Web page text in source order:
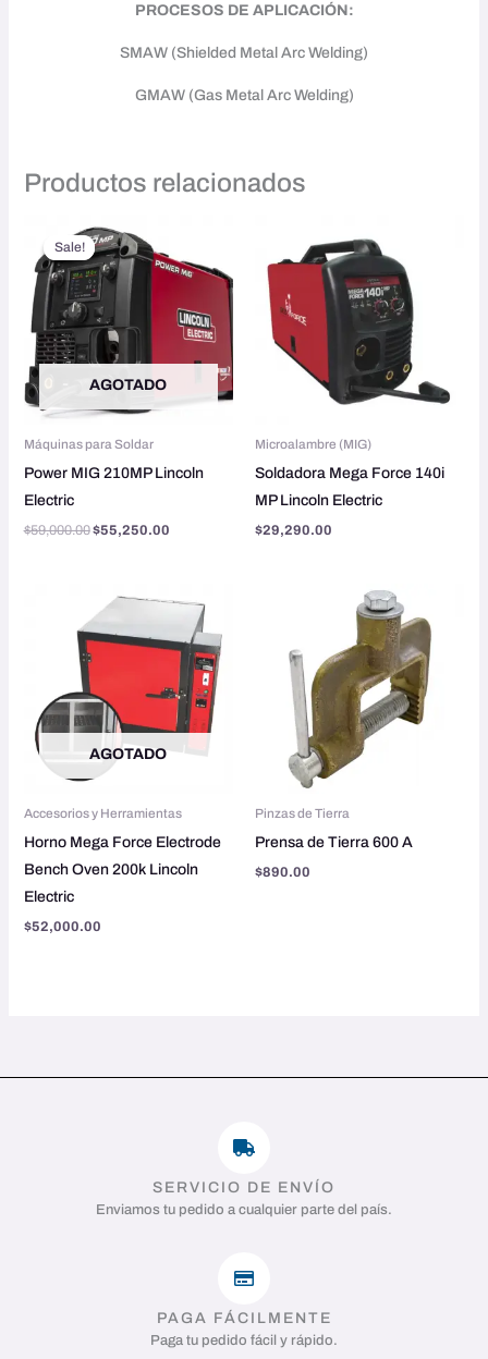
PROCESOS DE APLICACIÓN:
SMAW (Shielded Metal Arc Welding)
GMAW (Gas Metal Arc Welding)
Productos relacionados
Sale!
AGOTADO
Sale!
Máquinas para Soldar
Power MIG 210MP Lincoln
Electric
$59,000.00
price
was:
$59,000.00.
$55,250.00
is:
$55,250.00.
Microalambre (MIG)
Soldadora Mega Force 140i
MP Lincoln Electric
$29,290.00
AGOTADO
Accesorios y Herramientas
Horno Mega Force Electrode
Bench Oven 200k Lincoln
Electric
$52,000.00
Pinzas de Tierra
Prensa de Tierra 600 A
$890.00
SERVICIO DE ENVÍO
Enviamos tu pedido a cualquier parte del país.
PAGA FÁCILMENTE
Paga tu pedido fácil y rápido.